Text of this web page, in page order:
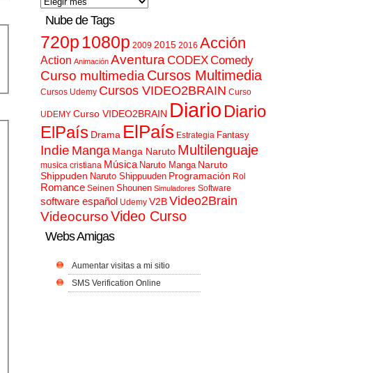
Nube de Tags
720p 1080p 2009 2015 2016 Acción
Action Animación AventuraCODEXComedy
Curso multimediaCursos Multimedia
Cursos Udemy Cursos VIDEO2BRAIN Curso
UDEMY Curso VIDEO2BRAIN Diario Diario
ElPaís Drama ElPaís Estrategia Fantasy
Indie Manga Manga Naruto Multilenguaje
musica cristiana Música Naruto Manga Naruto
Shippuden Naruto Shippuuden Programación Rol
Romance Seinen Shounen Simuladores Software
software español Udemy V2BVideo2Brain
VideocursoVideo Curso
Webs Amigas
Aumentar visitas a mi sitio
SMS Verification Online